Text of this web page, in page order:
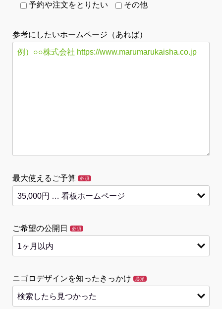
予約や注文をとりたい
その他
参考にしたいホームページ（あれば）
最大使えるご予算 必須
ご希望の公開日 必須
ニゴロデザインを知ったきっかけ 必須